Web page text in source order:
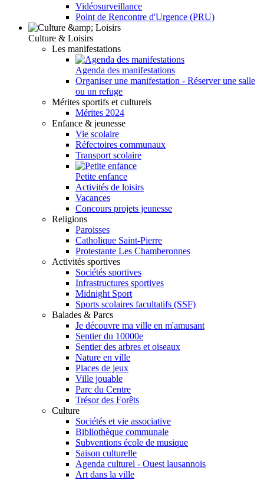
Vidéosurveillance
Point de Rencontre d'Urgence (PRU)
Culture & Loisirs
Les manifestations
Agenda des manifestations
Organiser une manifestation - Réserver une salle
ou un refuge
Mérites sportifs et culturels
Mérites 2024
Enfance & jeunesse
Vie scolaire
Réfectoires communaux
Transport scolaire
Petite enfance
Activités de loisirs
Vacances
Concours projets jeunesse
Religions
Paroisses
Catholique Saint-Pierre
Protestante Les Chamberonnes
Activités sportives
Sociétés sportives
Infrastructures sportives
Midnight Sport
Sports scolaires facultatifs (SSF)
Balades & Parcs
Je découvre ma ville en m'amusant
Sentier du 10000e
Sentier des arbres et oiseaux
Nature en ville
Places de jeux
Ville jouable
Parc du Centre
Trésor des Forêts
Culture
Sociétés et vie associative
Bibliothèque communale
Subventions école de musique
Saison culturelle
Agenda culturel - Ouest lausannois
Art dans la ville